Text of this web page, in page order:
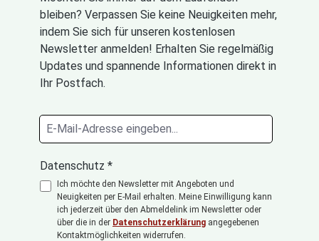
bleiben? Verpassen Sie keine Neuigkeiten mehr,
indem Sie sich für unseren kostenlosen
Newsletter anmelden! Erhalten Sie regelmäßig
Updates und spannende Informationen direkt in
Ihr Postfach.
Datenschutz *
Ich möchte den Newsletter mit Angeboten und
Neuigkeiten per E-Mail erhalten. Meine Einwilligung kann
ich jederzeit über den Abmeldelink im Newsletter oder
über die in der Datenschutzerklärung angegebenen
Kontaktmöglichkeiten widerrufen.